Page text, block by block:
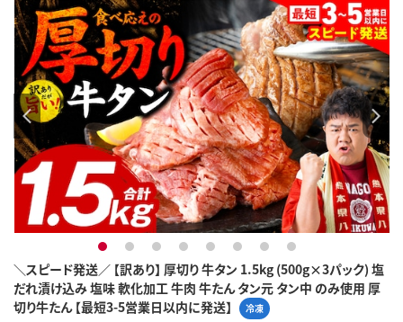
＼スピード発送／ 【訳あり】 厚切り 牛タン 1.5kg (500g×3パック) 塩
だれ漬け込み 塩味 軟化加工 牛肉 牛たん タン元 タン中 のみ使用 厚
切り牛たん 【最短3-5営業日以内に発送】
冷凍
1 2 3 4 5 6 7 8